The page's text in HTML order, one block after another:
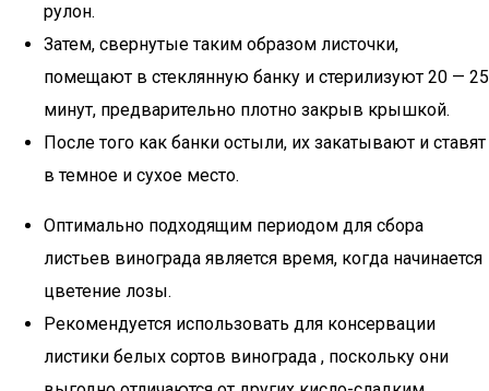
рулон.
Затем, свернутые таким образом листочки,
помещают в стеклянную банку и стерилизуют 20 — 25
минут, предварительно плотно закрыв крышкой.
После того как банки остыли, их закатывают и ставят
в темное и сухое место.
Оптимально подходящим периодом для сбора
листьев винограда является время, когда начинается
цветение лозы.
Рекомендуется использовать для консервации
листики белых сортов винограда , поскольку они